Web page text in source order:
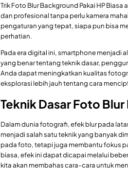
Trik Foto Blur Background Pakai HP
dan profesional tanpa perlu kamera
pengaturan yang tepat, siapa pun bisa
perhatian.
Pada era digital ini, smartphone menjadi
yang benar tentang teknik dasar,
Anda dapat meningkatkan kualitas
eksplorasi lebih jauh tentang cara
Teknik Dasar Foto
Dalam dunia fotografi, efek blur pada
menjadi salah satu teknik yang banyak
pada foto, tetapi juga membantu fokus
biasa, efek ini dapat dicapai melalui
kita akan membahas cara-cara untuk